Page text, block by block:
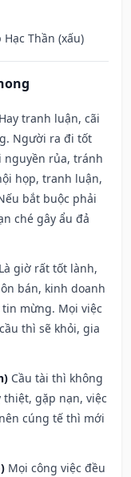
Thần (xấu)
Hay tranh luận, cãi
Người ra đi tốt
nguyền rủa, tránh
họp, tranh luận,
bắt buộc phải
ché gây ẩu đả
Là giờ rất tốt lành,
bán, kinh doanh
mừng. Mọi việc
thì sẽ khỏi, gia
Cầu tài thì không
gặp nạn, việc
cúng tế thì mới
Mọi công việc đều